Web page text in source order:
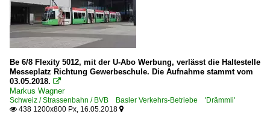
Be 6/8 Flexity 5012, mit der U-Abo Werbung, verlässt die Haltestelle
Messeplatz Richtung Gewerbeschule. Die Aufnahme stammt vom
03.05.2018. 
Markus Wagner
Schweiz / Strassenbahn / BVB Basler Verkehrs-Betriebe 'Drämmli'
 438 1200x800 Px, 16.05.2018 